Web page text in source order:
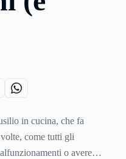
in cucina, che fa
come tutti gli
o avere